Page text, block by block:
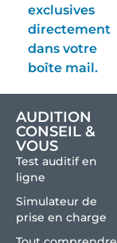
exclusives
directement
dans votre
boîte mail.
AUDITION
CONSEIL &
VOUS
Test auditif en
ligne
Simulateur de
prise en charge